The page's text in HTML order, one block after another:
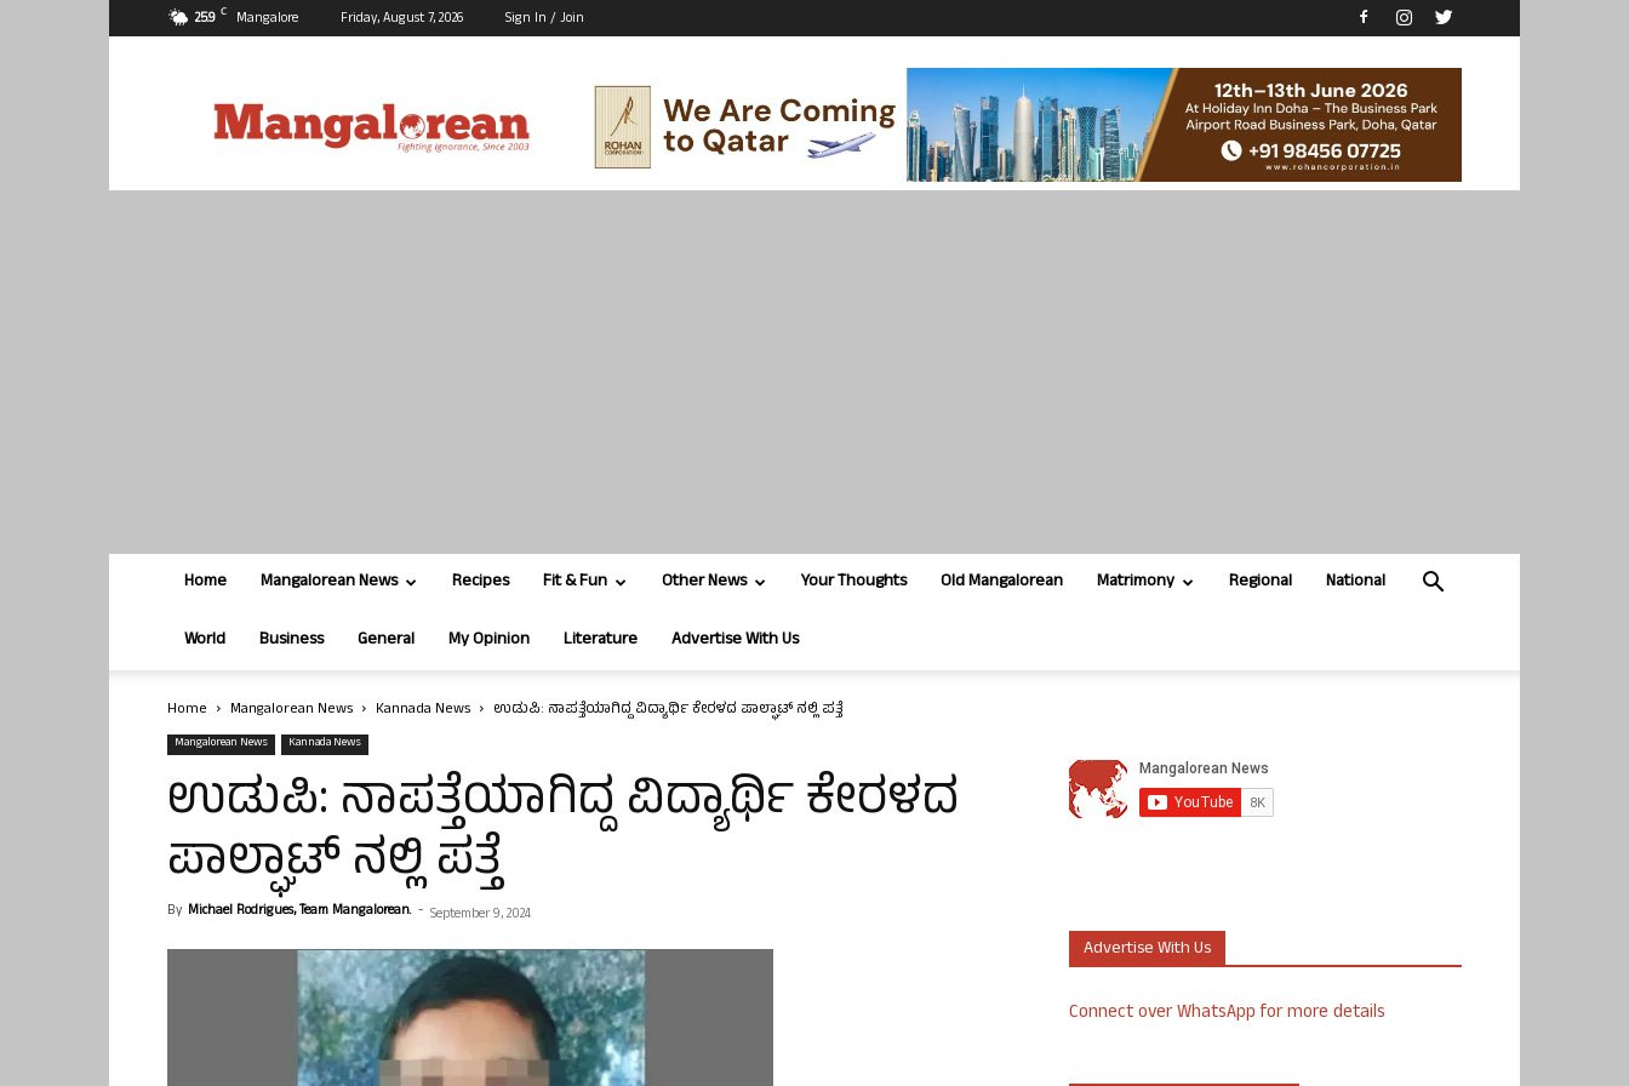
25.9 C Mangalore Friday, August 7, 2026 Sign In / Join
Home Mangalorean News Recipes Fit & Fun Other News Your Thoughts Old Mangalorean Matrimony Regional National
World Business General My Opinion Literature Advertise With Us
Home Mangalorean News Kannada News ಉಡುಪಿ: ನಾಪತ್ತೆಯಾಗಿದ್ದ ವಿದ್ಯಾರ್ಥಿ ಕೇರಳದ ಪಾಲ್ಘಾಟ್ ನಲ್ಲಿ ಪತ್ತೆ
Mangalorean News Kannada News
ಉಡುಪಿ: ನಾಪತ್ತೆಯಾಗಿದ್ದ ವಿದ್ಯಾರ್ಥಿ ಕೇರಳದ
ಪಾಲ್ಘಾಟ್ ನಲ್ಲಿ ಪತ್ತೆ
By Michael Rodrigues, Team Mangalorean. - September 9, 2024
Advertise With Us
Connect over WhatsApp for more details